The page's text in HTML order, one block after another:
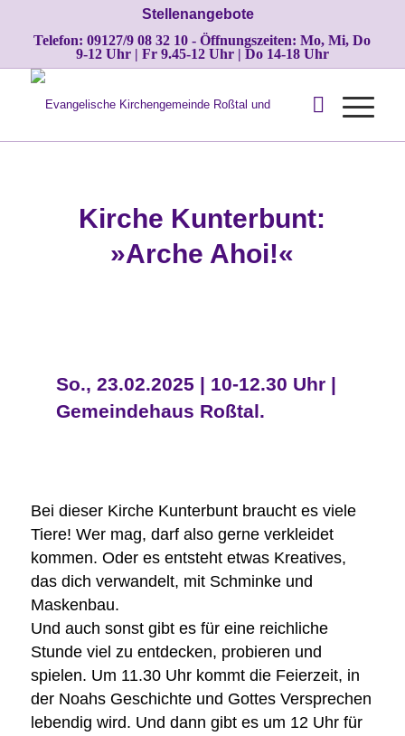
Stellenangebote
Telefon: 09127/9 08 32 10 - Öffnungszeiten: Mo, Mi, Do
9-12 Uhr | Fr 9.45-12 Uhr | Do 14-18 Uhr
Kirche Kunterbunt:
»Arche Ahoi!«
So., 23.02.2025 | 10-12.30 Uhr |
Gemeindehaus Roßtal.
Bei dieser Kirche Kunterbunt braucht es viele
Tiere! Wer mag, darf also gerne verkleidet
kommen. Oder es entsteht etwas Kreatives,
das dich verwandelt, mit Schminke und
Maskenbau.
Und auch sonst gibt es für eine reichliche
Stunde viel zu entdecken, probieren und
spielen. Um 11.30 Uhr kommt die Feierzeit, in
der Noahs Geschichte und Gottes Versprechen
lebendig wird. Und dann gibt es um 12 Uhr für